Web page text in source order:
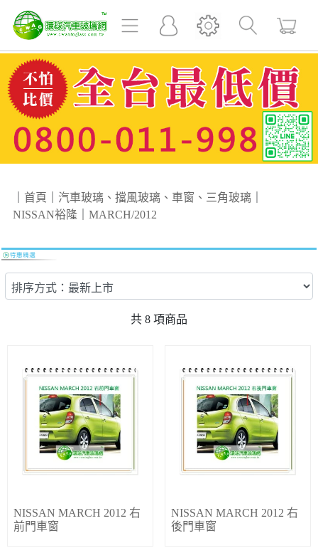
首頁 汽車玻璃、擋風玻璃、車窗、三角玻璃｜
NISSAN裕隆｜ MARCH/2012
共 8 項商品
NISSAN MARCH 2012 右
前門車窗
NISSAN MARCH 2012 右
後門車窗